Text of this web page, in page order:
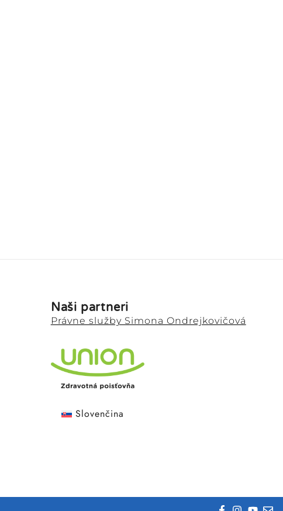
Naši partneri
Právne služby Simona Ondrejkovičová
Slovenčina